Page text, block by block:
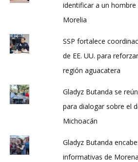
identificar a un
Morelia
SSP fortalece
de EE. UU. para
región aguacatera
Gladyz Butanda se
para dialogar sobre el
Michoacán
Gladyz Butanda
informativas de